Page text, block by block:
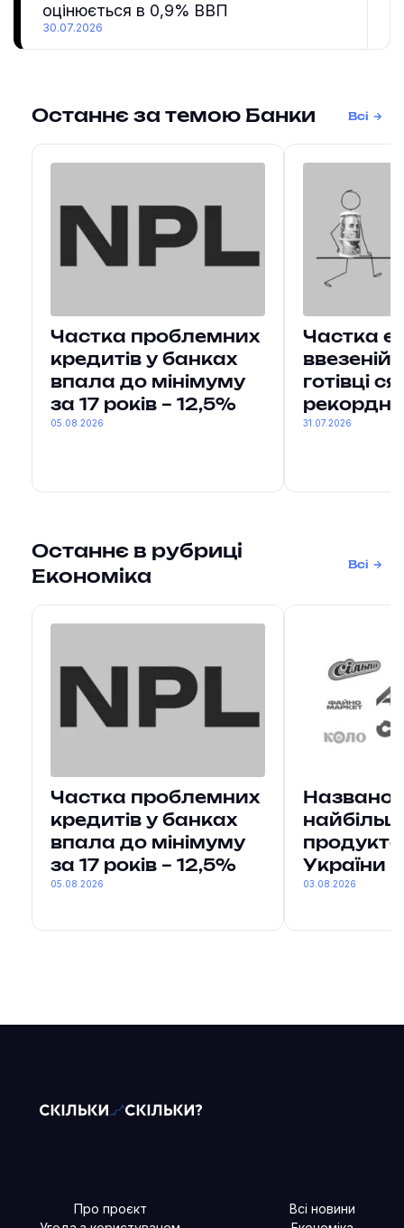
оцінюється в 0,9% ВВП
30.07.2026
Останнє за темою Банки Всі
Частка проблемних
кредитів у банках
впала до мінімуму
за 17 років – 12,5%
05.08.2026
Частка
готівці
31.07.2026
Останнє в рубриці
Економіка
Всі
Частка проблемних
кредитів у банках
впала до мінімуму
за 17 років – 12,5%
05.08.2026
Названо
України
03.08.2026
Про проєкт
Всі новини